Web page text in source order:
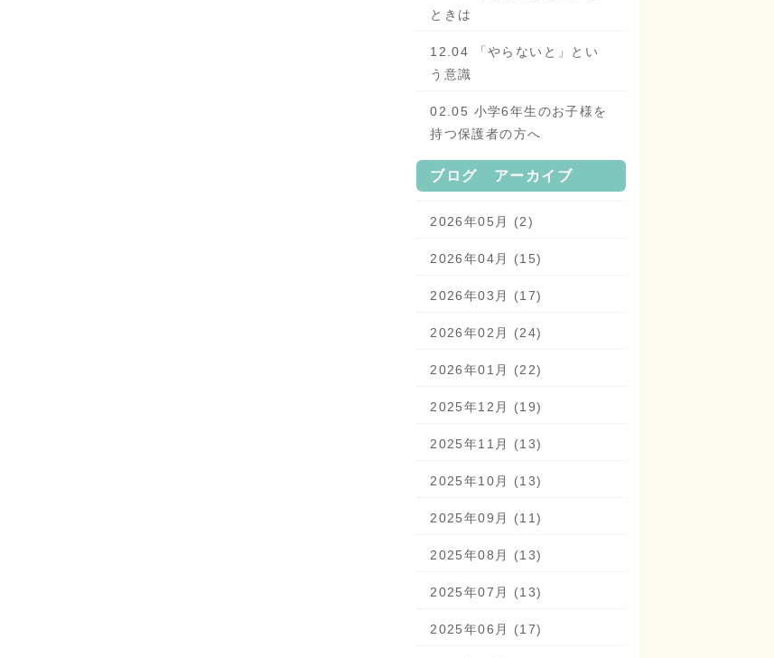
ときは
12.04 「やらないと」とい
う意識
02.05 小学6年生のお子様を
持つ保護者の方へ
ブログ アーカイブ
2026年05月 (2)
2026年04月 (15)
2026年03月 (17)
2026年02月 (24)
2026年01月 (22)
2025年12月 (19)
2025年11月 (13)
2025年10月 (13)
2025年09月 (11)
2025年08月 (13)
2025年07月 (13)
2025年06月 (17)